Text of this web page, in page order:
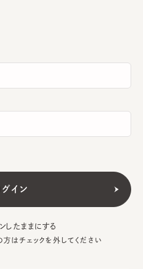
したままにする
はチェックを外してください